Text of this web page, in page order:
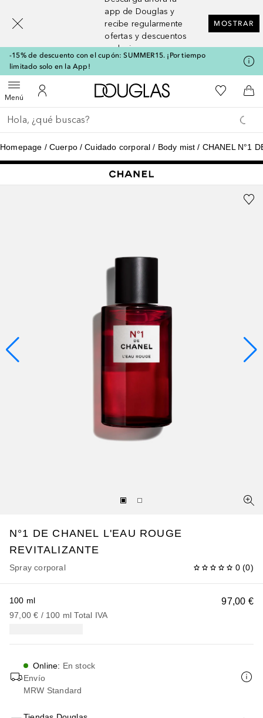
app de Douglas y
recibe regularmente
ofertas y descuentos
exclusivos
MOSTRAR
-15% de descuento con el cupón: SUMMER15. ¡Por tiempo
limitado solo en la App!
MenúAbrir menúMi cuenta
A Douglas HomeMi lista de
A
Regresar
Ejecutar búsqueda
Homepage Cuerpo Cuidado corporal Body mist CHANEL N°1
N°1 DE CHANEL L'EAU ROUGE
REVITALIZANTE
Spray corporal 0 (0)
97,00 €
100 ml
97,00 € / 100 ml Total IVA
Online: En stock
Envío
MRW Standard
[navigation.slideout.screenreader]